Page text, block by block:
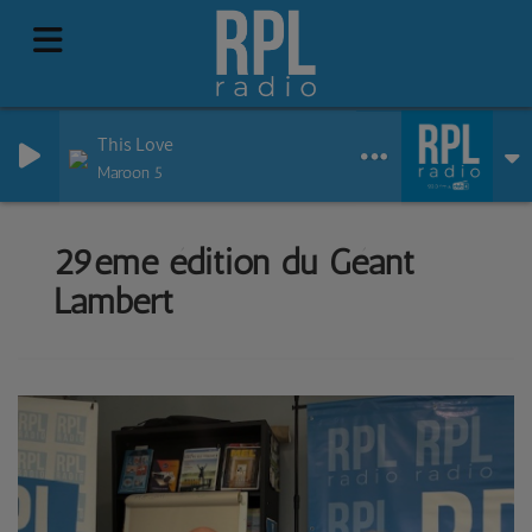
This Love
Maroon 5
29eme édition du Géant
Lambert